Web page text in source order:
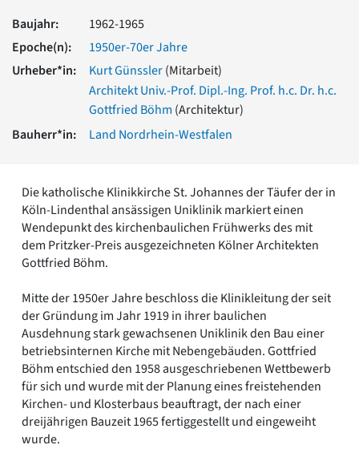
Vorromanik
Römische Antike
Über uns
Über baukunst-nrw
Fachbeirat
Freunde & Förderer
Datenschutz
Suchbegriff eingeben
Baujahr:
1962-1965
Epoche(n):
1950er-70er Jahre
Urheber*in:
Kurt Günssler(Mitarbeit)
Architekt Univ.-Prof. Dipl.-Ing. Prof. h.c. Dr. h.c.
Gottfried Böhm (Architektur)
Bauherr*in:
Land Nordrhein-Westfalen
Die katholische Klinikkirche St. Johannes der Täufer der in
Köln-Lindenthal ansässigen Uniklinik markiert einen
Wendepunkt des kirchenbaulichen Frühwerks des mit
dem Pritzker-Preis ausgezeichneten Kölner Architekten
Gottfried Böhm.
Mitte der 1950er Jahre beschloss die Klinikleitung der seit
der Gründung im Jahr 1919 in ihrer baulichen
Ausdehnung stark gewachsenen Uniklinik den Bau einer
betriebsinternen Kirche mit Nebengebäuden. Gottfried
Böhm entschied den 1958 ausgeschriebenen Wettbewerb
für sich und wurde mit der Planung eines freistehenden
Kirchen- und Klosterbaus beauftragt, der nach einer
dreijährigen Bauzeit 1965 fertiggestellt und eingeweiht
wurde.